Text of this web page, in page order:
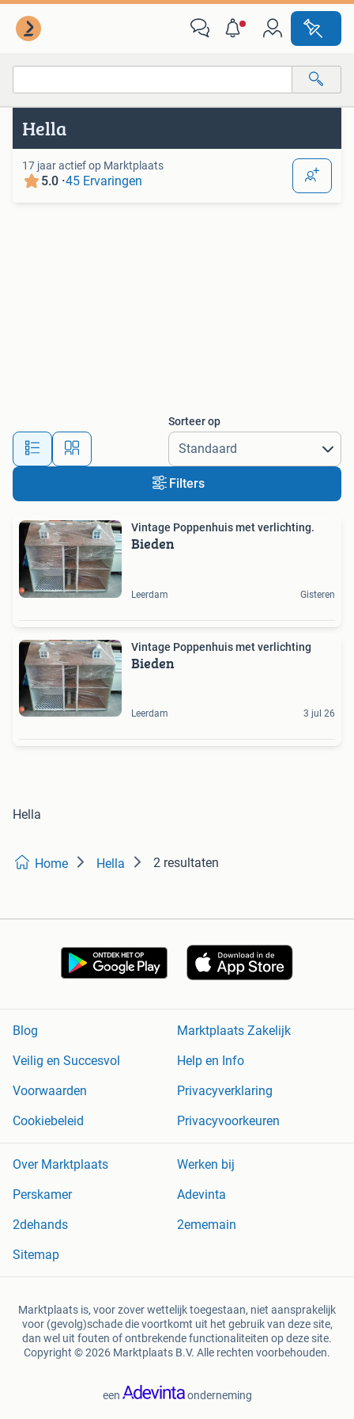
Alle afstanden…
Van deze adverteerder
Hella
17 jaar actief op Marktplaats
5.0 ·45 Ervaringen
Sorteer op
Filters
Vintage Poppenhuis met verlichting.
Bieden
Leerdam Gisteren
Vintage Poppenhuis met verlichting
Bieden
Leerdam 3 jul 26
Hella
Home Hella 2 resultaten
Blog
Marktplaats Zakelijk
Veilig en Succesvol
Help en Info
Voorwaarden
Privacyverklaring
Cookiebeleid
Privacyvoorkeuren
Over Marktplaats
Werken bij
Perskamer
Adevinta
2dehands
2ememain
Sitemap
Marktplaats is, voor zover wettelijk toegestaan, niet aansprakelijk
voor (gevolg)schade die voortkomt uit het gebruik van deze site,
dan wel uit fouten of ontbrekende functionaliteiten op deze site.
Copyright © 2026 Marktplaats B.V. Alle rechten voorbehouden.
een onderneming